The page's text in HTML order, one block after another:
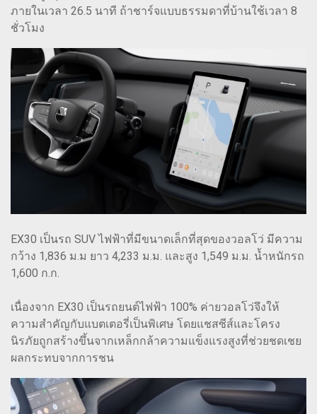
ภายในเวลา 26.5 นาที ถ้าชาร์จแบบธรรมดาที่บ้านใช้เวลา 8
ชั่วโมง
EX30 เป็นรถ SUV ไฟฟ้าที่มีขนาดเล็กที่สุดของวอลโว่ มีความ
กว้าง 1,836 ม.ม ยาว 4,233 ม.ม. และสูง 1,549 ม.ม. น้ำหนักรถ
1,600 ก.ก.
เนื่องจาก EX30 เป็นรถยนต์ไฟฟ้า 100% ค่ายวอลโว่จึงให้
ความสำคัญกับแบตเตอรี่เป็นพิเศษ โดยแชสซีส์และโครง
นิรภัยถูกสร้างขึ้นจากเหล็กกล้าความแข็งแรงสูงที่ช่วยชดเชย
ผลกระทบจากการชน